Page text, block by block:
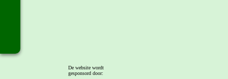
De website wordt
gesponsord door: